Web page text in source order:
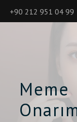
+90 212 951 04 99
Meme